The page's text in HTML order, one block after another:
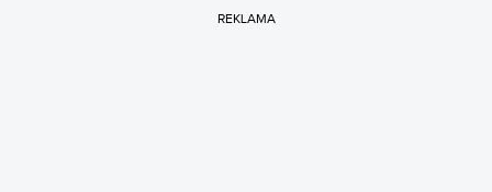
REKLAMA